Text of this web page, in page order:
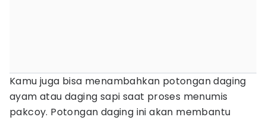
Kamu juga bisa menambahkan potongan daging
ayam atau daging sapi saat proses menumis
pakcoy. Potongan daging ini akan membantu